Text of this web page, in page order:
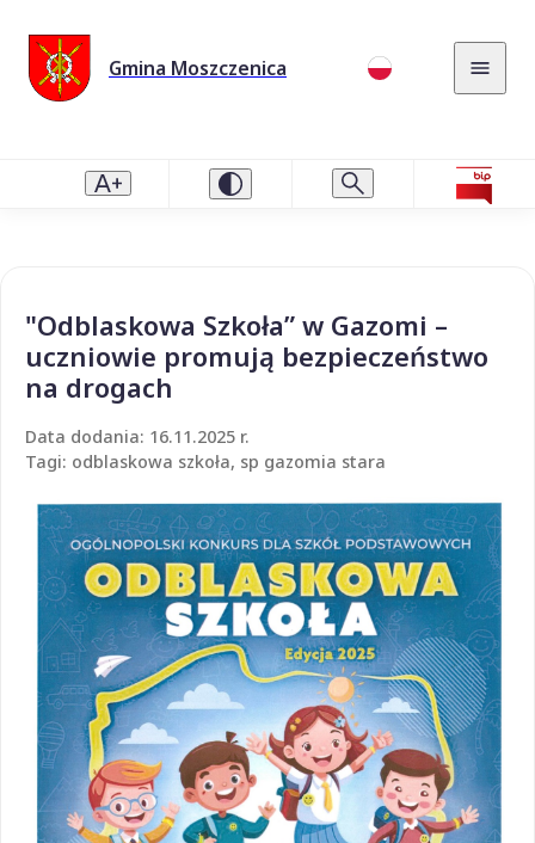
Gmina Moszczenica
"Odblaskowa Szkoła” w Gazomi –
uczniowie promują bezpieczeństwo
na drogach
Data dodania: 16.11.2025 r.
Tagi: odblaskowa szkoła, sp gazomia stara